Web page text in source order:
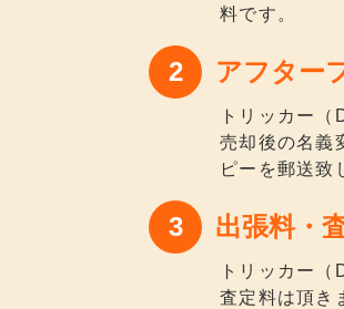
料です。
アフター
トリッカー
売却後の名義
ピーを郵送致
出張料・
トリッカー
査定料は頂き